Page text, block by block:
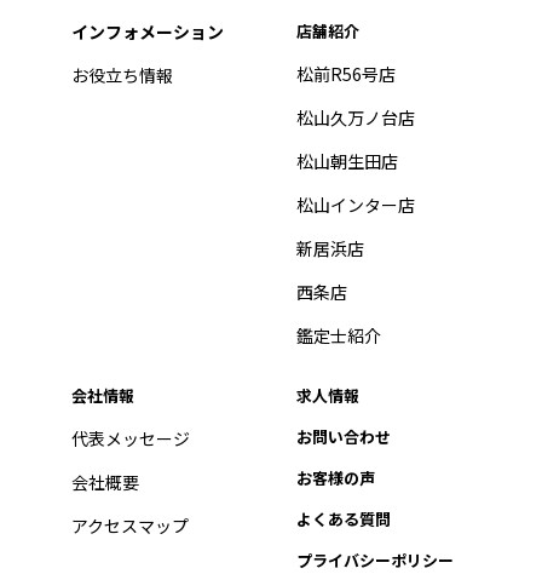
インフォメーション
お役立ち情報
店舗紹介
松前R56号店
松山久万ノ台店
松山朝生田店
松山インター店
新居浜店
西条店
鑑定士紹介
会社情報
代表メッセージ
会社概要
アクセスマップ
求人情報
お問い合わせ
お客様の声
よくある質問
プライバシーポリシー